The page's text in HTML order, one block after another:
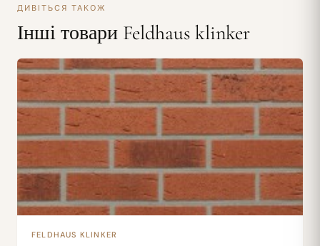
ДИВІТЬСЯ ТАКОЖ
Інші товари Feldhaus klinker
FELDHAUS KLINKER